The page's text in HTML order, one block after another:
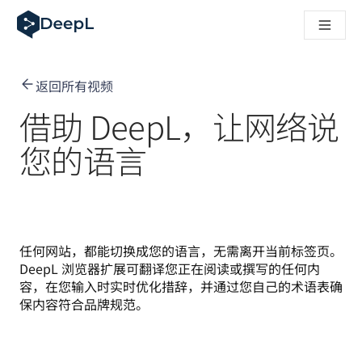
DeepL 人工智能智能体
DeepL Translation Flow：针对关键应用场景和集成的新型
了解 Translation Flow：面向所有需要此类服务的团队，
我们如何构建 DeepL 的翻译质量评估系统
从高质量文本翻译到实时语音平台
Building an instantly accessible voice demo with DeepL
返回所有视频
借助 DeepL，让网络说
您的语言
任何网站，都能切换成您的语言，无需离开当前标签页。
DeepL 浏览器扩展可翻译您正在阅读或撰写的任何内
容，在您输入时实时优化措辞，并通过您自己的术语表确
保内容符合品牌规范。